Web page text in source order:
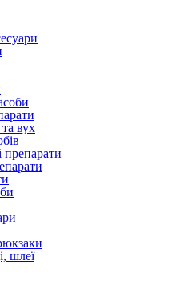
вух
препарати
шлеї